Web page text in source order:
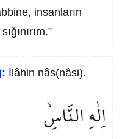
insanların
İlâhin nâs(nâsi).
اِلٰهِ النَّاسِۙ